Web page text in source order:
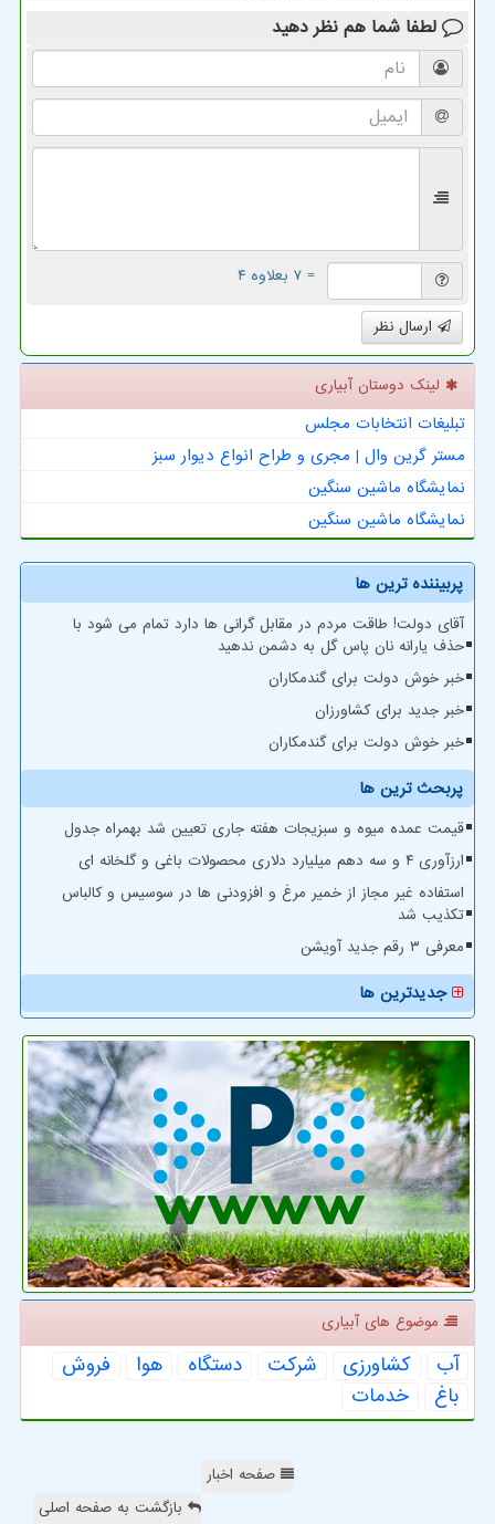
لطفا شما هم نظر دهید
= ۷ بعلاوه ۴
ارسال نظر
لینک دوستان آبیاری
تبلیغات انتخابات مجلس
مستر گرین وال | مجری و طراح انواع دیوار سبز
نمایشگاه ماشین سنگین
نمایشگاه ماشین سنگین
پربیننده ترین ها
آقای دولت! طاقت مردم در مقابل گرانی ها دارد تمام می شود با
حذف یارانه نان پاس گل به دشمن ندهید
خبر خوش دولت برای گندمکاران
خبر جدید برای کشاورزان
خبر خوش دولت برای گندمکاران
پربحث ترین ها
قیمت عمده میوه و سبزیجات هفته جاری تعیین شد بهمراه جدول
ارزآوری ۴ و سه دهم میلیارد دلاری محصولات باغی و گلخانه ای
استفاده غیر مجاز از خمیر مرغ و افزودنی ها در سوسیس و کالباس
تکذیب شد
معرفی ۳ رقم جدید آویشن
جدیدترین ها
موضوع های آبیاری
آب كشاورزی شركت دستگاه هوا
فروش
باغ
خدمات
صفحه اخبار
بازگشت به صفحه اصلی